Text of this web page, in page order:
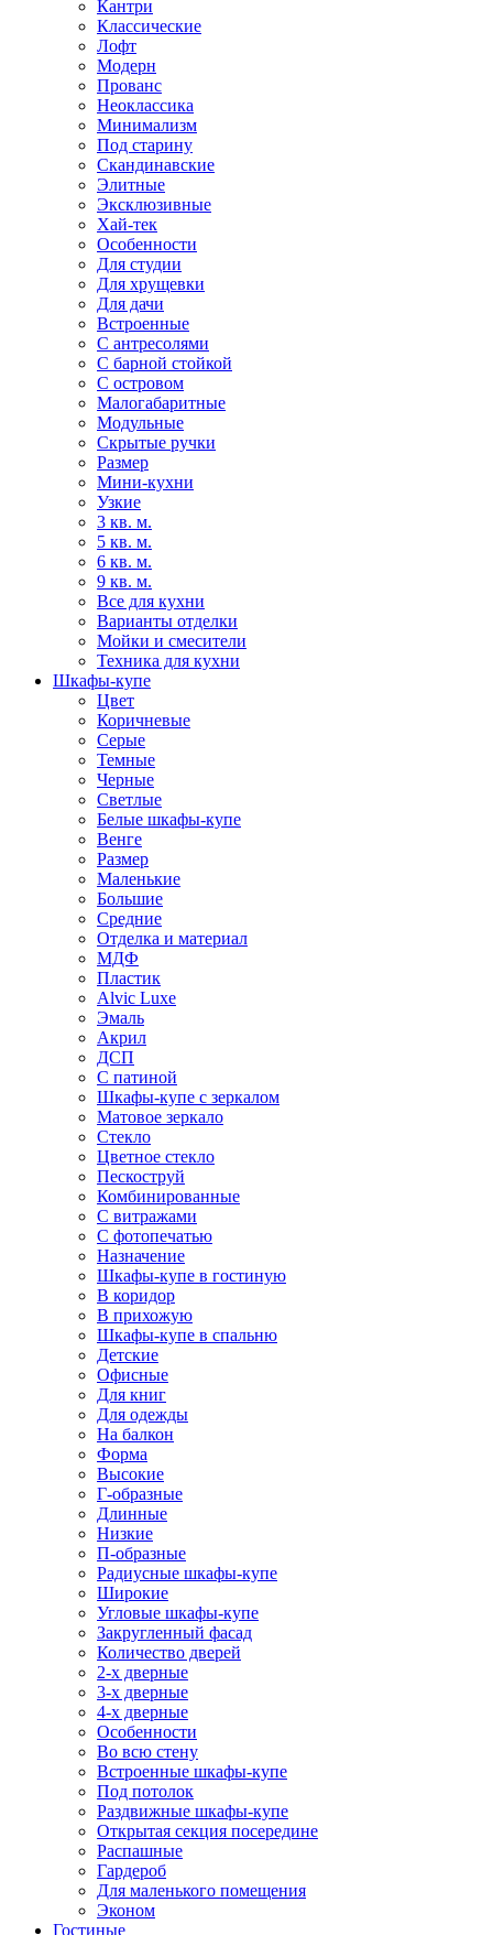
Кантри
Классические
Лофт
Модерн
Прованс
Неоклассика
Минимализм
Под старину
Скандинавские
Элитные
Эксклюзивные
Хай-тек
Особенности
Для студии
Для хрущевки
Для дачи
Встроенные
С антресолями
С барной стойкой
С островом
Малогабаритные
Модульные
Скрытые ручки
Размер
Мини-кухни
Узкие
3 кв. м.
5 кв. м.
6 кв. м.
9 кв. м.
Все для кухни
Варианты отделки
Мойки и смесители
Техника для кухни
Шкафы-купе
Цвет
Коричневые
Серые
Темные
Черные
Светлые
Белые шкафы-купе
Венге
Размер
Маленькие
Большие
Средние
Отделка и материал
МДФ
Пластик
Alvic Luxe
Эмаль
Акрил
ДСП
С патиной
Шкафы-купе с зеркалом
Матовое зеркало
Стекло
Цветное стекло
Пескоструй
Комбинированные
С витражами
С фотопечатью
Назначение
Шкафы-купе в гостиную
В коридор
В прихожую
Шкафы-купе в спальню
Детские
Офисные
Для книг
Для одежды
На балкон
Форма
Высокие
Г-образные
Длинные
Низкие
П-образные
Радиусные шкафы-купе
Широкие
Угловые шкафы-купе
Закругленный фасад
Количество дверей
2-х дверные
3-х дверные
4-х дверные
Особенности
Во всю стену
Встроенные шкафы-купе
Под потолок
Раздвижные шкафы-купе
Открытая секция посередине
Распашные
Гардероб
Для маленького помещения
Эконом
Гостиные